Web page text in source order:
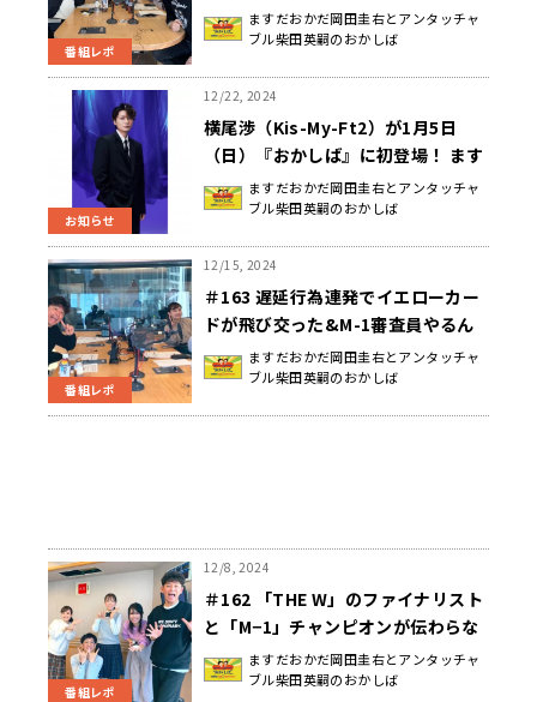
番組レポ
おもしろい」が決まる日曜地獄
ますだおかだ岡田圭右とアンタッチャ
ブル柴田英嗣のおかしば
お知らせ
12/22, 2024
横尾渉（Kis-My-Ft2）が1月5日
（日）『おかしば』に初登場！ ます
だおかだ・岡田圭右とは旧知の仲…
のはず!?
ますだおかだ岡田圭右とアンタッチャ
ブル柴田英嗣のおかしば
番組レポ
12/15, 2024
＃163 遅延行為連発でイエローカー
ドが飛び交った&M-1審査員やるん
かい！だった日曜地獄
ますだおかだ岡田圭右とアンタッチャ
ブル柴田英嗣のおかしば
番組レポ
12/8, 2024
＃162 「THE W」のファイナリスト
と「M−1」チャンピオンが伝わらな
いボケをしていた日曜地獄
ますだおかだ岡田圭右とアンタッチャ
ブル柴田英嗣のおかしば